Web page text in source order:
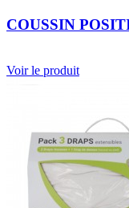
COUSSIN
Voir le produit